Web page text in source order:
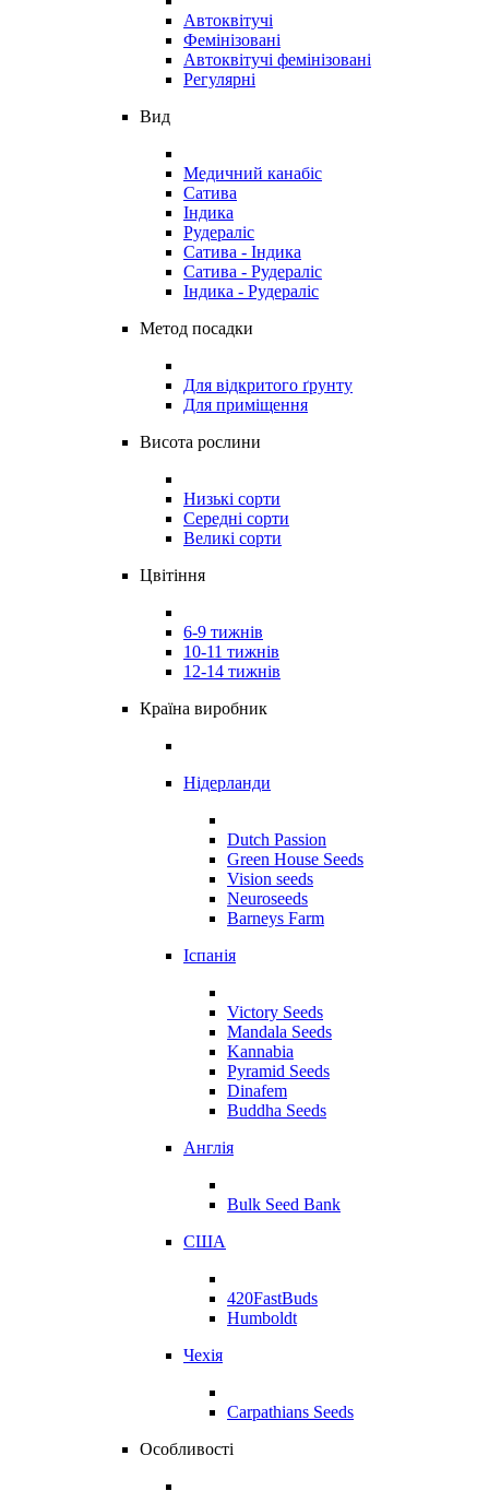
Автоквітучі
Фемінізовані
Автоквітучі фемінізовані
Регулярні
Вид
Медичний канабіс
Сатива
Індика
Рудераліс
Сатива - Індика
Сатива - Рудераліс
Індика - Рудераліс
Метод посадки
Для відкритого ґрунту
Для приміщення
Висота рослини
Низькі сорти
Середні сорти
Великі сорти
Цвітіння
6-9 тижнів
10-11 тижнів
12-14 тижнів
Країна виробник
Нідерланди
Dutch Passion
Green House Seeds
Vision seeds
Neuroseeds
Barneys Farm
Іспанія
Victory Seeds
Mandala Seeds
Kannabia
Pyramid Seeds
Dinafem
Buddha Seeds
Англія
Bulk Seed Bank
США
420FastBuds
Humboldt
Чехія
Carpathians Seeds
Особливості